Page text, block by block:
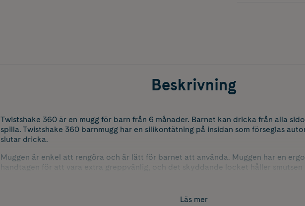
Beskrivning
Twistshake 360 är en mugg för barn från 6 månader. Barnet kan dricka från alla
spilla. Twistshake 360 barnmugg har en silikontätning på insidan som förseglas
slutar dricka.
Muggen är enkel att rengöra och är lätt för barnet att använda. Muggen har en
handtagen för att vara extra greppvänlig, och det skyddande locket håller
Läs mer